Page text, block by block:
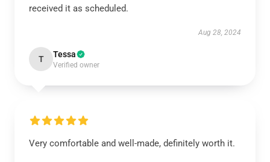
received it as scheduled.
Aug 28, 2024
T Tessa
Verified owner
Very comfortable and well-made, definitely worth it.